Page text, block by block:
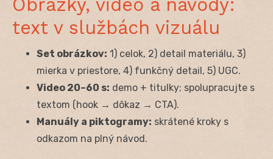
Obrázky, video a návody:
text v službách vizuálu
Set obrázkov: 1) celok, 2) detail materiálu, 3)
mierka v priestore, 4) funkčný detail, 5) UGC.
Video 20–60 s: demo + titulky; spolupracujte s
textom (hook → dôkaz → CTA).
Manuály a piktogramy: skrátené kroky s
odkazom na plný návod.